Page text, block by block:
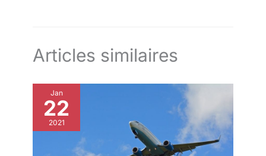
Articles similaires
Jan
22
2021